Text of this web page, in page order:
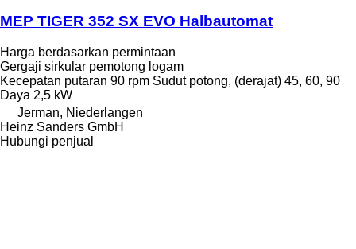
MEP TIGER 352 SX EVO Halbautomat
Harga berdasarkan permintaan
Gergaji sirkular pemotong logam
Kecepatan putaran 90 rpm Sudut potong, (derajat) 45, 60, 90
Daya 2,5 kW
Jerman, Niederlangen
Heinz Sanders GmbH
Hubungi penjual